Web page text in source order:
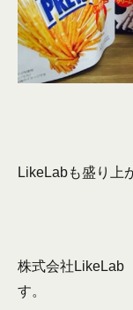
LikeLabも盛り上
株式会社LikeLab
す。